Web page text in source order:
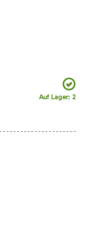
Auf Lager: 2